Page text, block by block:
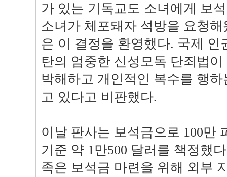
가 있는 기독교도 소녀에게 보
소녀가 체포돼자 석방을 요청
은 이 결정을 환영했다. 국제 인
탄의 엄중한 신성모독 단죄법
박해하고 개인적인 복수를 행
고 있다고 비판했다.
이날 판사는 보석금으로 100만
기준 약 1만500 달러를 책정했
족은 보석금 마련을 위해 외부